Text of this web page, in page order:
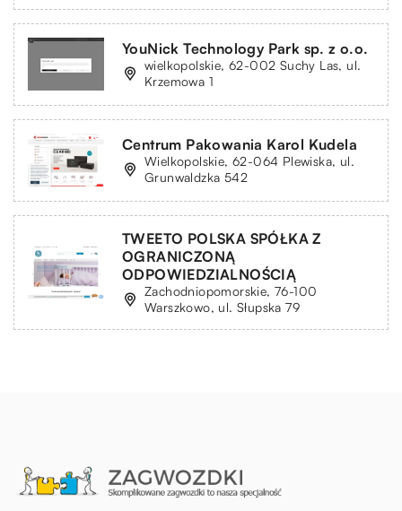
YouNick Technology Park sp. z o.o.
wielkopolskie, 62-002 Suchy Las, ul.
Krzemowa 1
Centrum Pakowania Karol Kudela
Wielkopolskie, 62-064 Plewiska, ul.
Grunwaldzka 542
TWEETO POLSKA SPÓŁKA Z
OGRANICZONĄ
ODPOWIEDZIALNOŚCIĄ
Zachodniopomorskie, 76-100
Warszkowo, ul. Słupska 79